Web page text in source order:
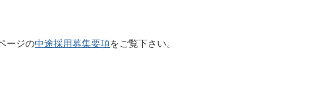
ージの中途採用募集要項をご覧下さい。